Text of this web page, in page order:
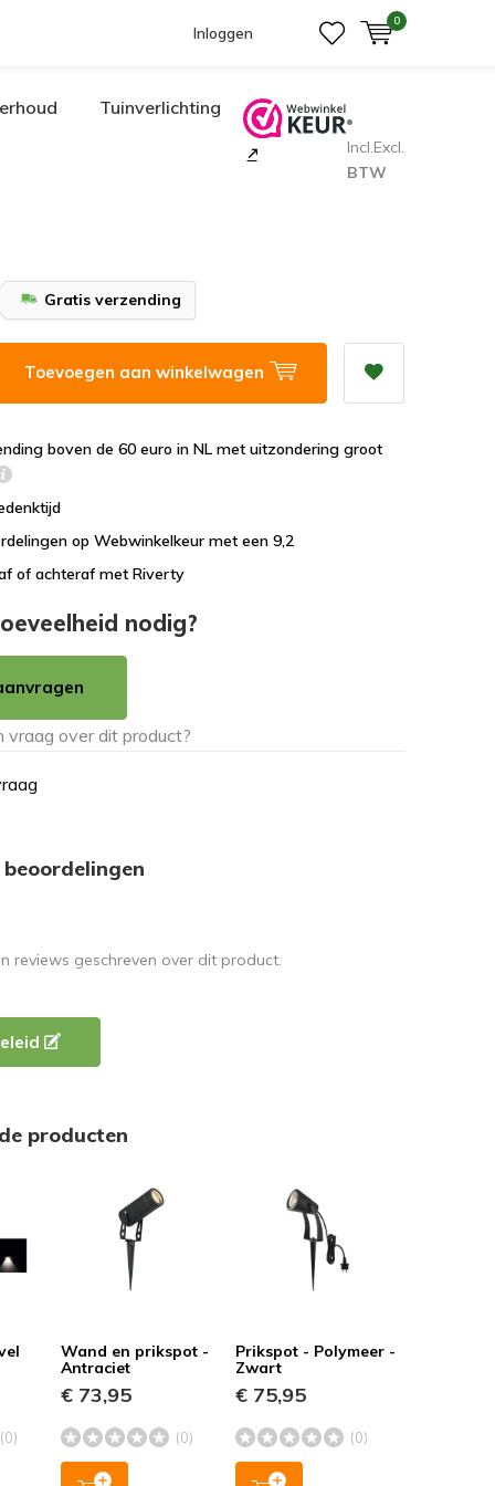
Inloggen
0
Tuinverlichting
Incl.Excl.
BTW
Gratis verzending
Toevoegen aan winkelwagen
boven de 60 euro in NL met uitzondering groot
op Webwinkelkeur met een 9,2
of achteraf met Riverty
nodig?
reviews geschreven over dit product.
producten
(0)
Wand en prikspot -
Antraciet
€ 73,95
(0)
Prikspot - Polymeer -
Zwart
€ 75,95
(0)